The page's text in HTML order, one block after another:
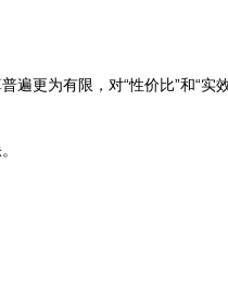
更为有限，对“性价比”和“实